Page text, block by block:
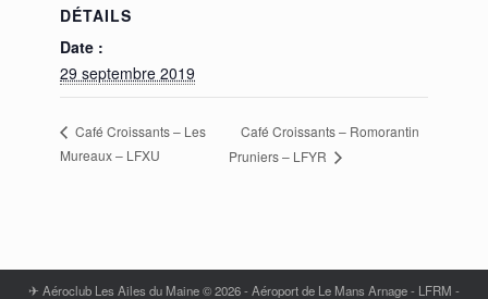
DÉTAILS
Date :
29 septembre 2019
Café Croissants – Les
Mureaux – LFXU
Café Croissants – Romorantin
Pruniers – LFYR
✈ Aéroclub Les Ailes du Maine © 2026 - Aéroport de Le Mans Arnage - LFRM -